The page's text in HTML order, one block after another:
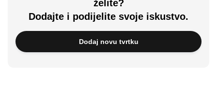
želite?
Dodajte i podijelite svoje iskustvo.
Dodaj novu tvrtku